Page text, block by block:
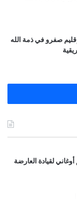
صفرو في ذمة الله
لقيادة العارضة